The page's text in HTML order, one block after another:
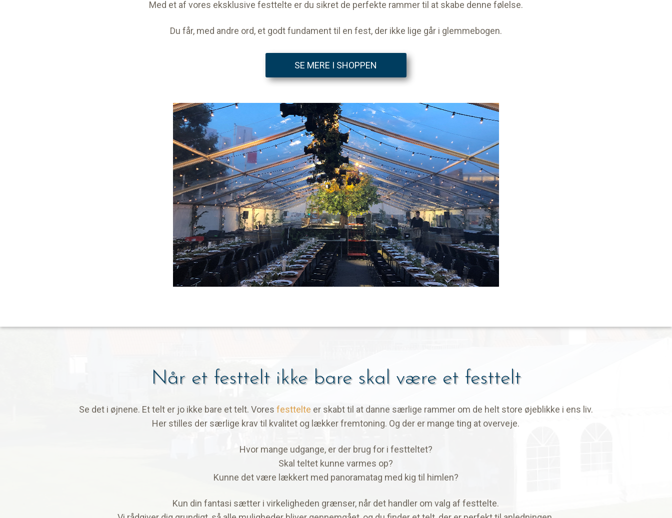
Med et af vores eksklusive festtelte er du sikret de perfekte rammer til at skabe denne følelse.
Du får, med andre ord, et godt fundament til en fest, der ikke lige går i glemmebogen.
SE MERE I SHOPPEN
Når et festtelt ikke bare skal være et festtelt
Se det i øjnene. Et telt er jo ikke bare et telt. Vores festtelte er skabt til at danne særlige rammer om de helt store øjeblikke i ens liv.
Her stilles der særlige krav til kvalitet og lækker fremtoning. Og der er mange ting at overveje.
Hvor mange udgange, er der brug for i festteltet?
Skal teltet kunne varmes op?
Kunne det være lækkert med panoramatag med kig til himlen?
Kun din fantasi sætter i virkeligheden grænser, når det handler om valg af festtelte.